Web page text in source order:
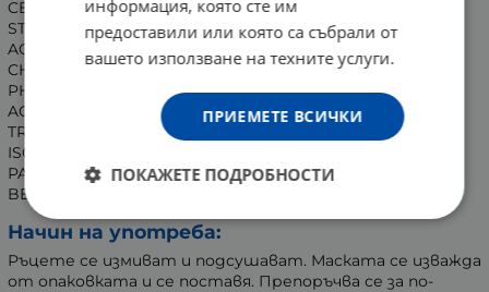
CETEARYL ALCOHOL, GLYCERYL STEARATE, STEARETH-21,
STEARETH-2, PEG-40 SORBITAN STEARATE, TOCOPHERYL
ACETATE, DIMETHICONE, PHENOXYETHANOL,
CHLORPHENESIN, BUTYLENE GLYCOL, POTASSIUM CETYL
PHOSPHATE, CARBOMER, SODIUM ACRYLATE/SODIUM
ACRYLOYLDIMETHYL TAURATE COPOLYMER,
TRIETHANOLAMINE, HYDROXYETHYLCELLULOSE,
ISOHEXADECANE, XANTHAN GUM, DISODIUM EDTA,
PARFUM, POLYSORBATE 80, SORBITAN OLEATE, YEAST
BETA-GLUCAN.
Начин на употреба:
Ръцете се измиват и подсушават. Маската се изважда
от опаковката и се поставя. Препоръчва се за по-
информация, която сте им
предоставили или която са събрали от
вашето използване на техните услуги.
ПРИЕМЕТЕ ВСИЧКИ
ПОКАЖЕТЕ ПОДРОБНОСТИ